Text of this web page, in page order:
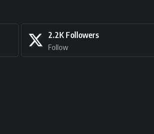
2.2K Followers
Follow